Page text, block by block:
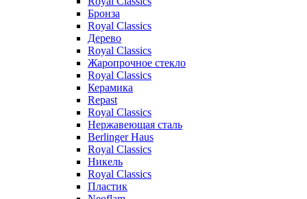
Бронза
Royal Classics
Дерево
Royal Classics
Жаропрочное стекло
Royal Classics
Керамика
Repast
Royal Classics
Нержавеющая сталь
Berlinger Haus
Royal Classics
Никель
Royal Classics
Пластик